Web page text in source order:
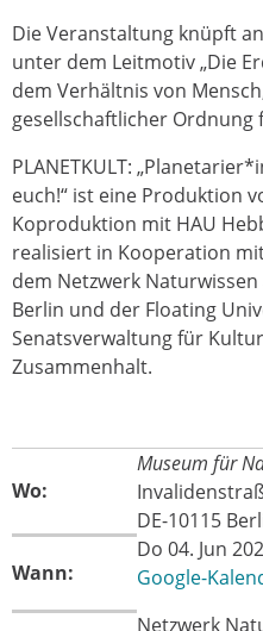
Die Veranstaltung knüpft
unter dem Leitmotiv „Die
dem Verhältnis von
gesellschaftlicher Ordnung
PLANETKULT:
euch!“ ist eine Produktion
Koproduktion mit HAU
realisiert in Kooperation
dem Netzwerk
Berlin und der Floating
Senatsverwaltung für
Zusammenhalt.
Wo:
Museum für
DE-10115
Wann:
Do 04. Jun
Google-
Netzwerk